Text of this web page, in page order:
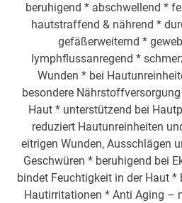
beruhigend * abschwellend *
hautstraffend & nährend *
gefäßerweiternd *
lymphflussanregend *
Wunden * bei
besondere
Haut * unterstützend bei
reduziert Hautunreinheiten
eitrigen Wunden, Ausschlägen
Geschwüren * beruhigend bei
bindet Feuchtigkeit in der Haut
Hautirritationen * Anti Aging –